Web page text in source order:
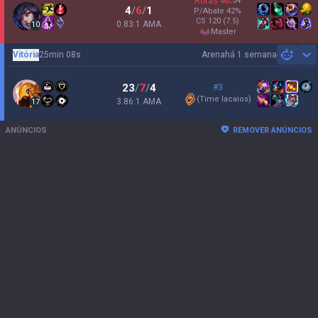
10
4/6/1
0.83:1 AMA
P/Abate 42%
CS 120 (7.5)
master
Arena há 1 semana
Vitória25min 08s
17
23/7/4
3.86:1 AMA
#3
(Time lacaios)
ANÚNCIOS REMOVER ANÚNCIOS